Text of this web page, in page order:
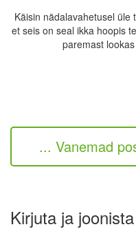
Käisin nädalavahetusel üle
et seis on seal ikka hoopis
paremast
... Vanemad
Kirjuta ja